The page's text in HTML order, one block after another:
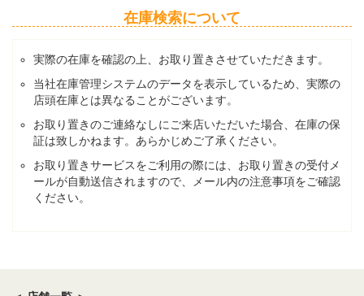
在庫検索について
実際の在庫を確認の上、お取り置きさせていただきます。
当社在庫管理システムのデータを表示しているため、実際の
店頭在庫とは異なることがございます。
お取り置きのご連絡なしにご来店いただいた場合、在庫の保
証は致しかねます。あらかじめご了承ください。
お取り置きサービスをご利用の際には、お取り置きの受付メ
ールが自動送信されますので、メール内の注意事項をご確認
ください。